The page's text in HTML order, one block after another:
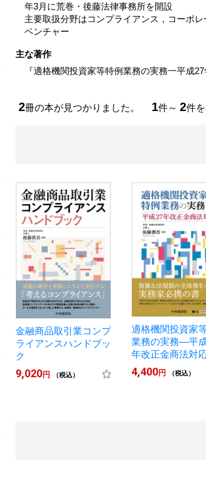
年3月に荒巻・後藤法律事務所を開設
主要取扱分野はコンプライアンス，コーポ
ベンチャー
主な著作
『適格機関投資家等特例業務の実務一平成
2冊の本が見つかりました。 1件～ 2件
金融商品取引業コンプ
ライアンスハンドブッ
ク
9,020円 （税込）
適格機関投資家
業務の実務―平
年改正金商法対
4,400円 （税込）